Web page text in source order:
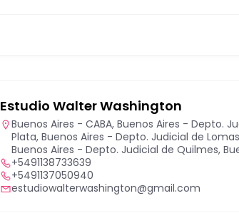
Estudio Walter Washington
Buenos Aires - CABA, Buenos Aires - Depto.
Plata, Buenos Aires - Depto. Judicial de
Buenos Aires - Depto. Judicial de Quilmes,
+5491138733639
+5491137050940
estudiowalterwashington@gmail.com